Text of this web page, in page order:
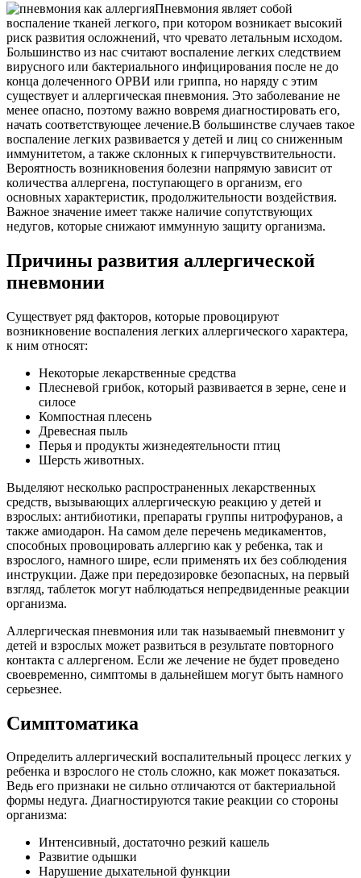
Пневмония являет собой
воспаление тканей легкого, при котором возникает высокий
риск развития осложнений, что чревато летальным исходом.
Большинство из нас считают воспаление легких следствием
вирусного или бактериального инфицирования после не до
конца долеченного ОРВИ или гриппа, но наряду с этим
существует и аллергическая пневмония. Это заболевание не
менее опасно, поэтому важно вовремя диагностировать его,
начать соответствующее лечение.В большинстве случаев такое
воспаление легких развивается у детей и лиц со сниженным
иммунитетом, а также склонных к гиперчувствительности.
Вероятность возникновения болезни напрямую зависит от
количества аллергена, поступающего в организм, его
основных характеристик, продолжительности воздействия.
Важное значение имеет также наличие сопутствующих
недугов, которые снижают иммунную защиту организма.
Причины развития аллергической
пневмонии
Существует ряд факторов, которые провоцируют
возникновение воспаления легких аллергического характера,
к ним относят:
Некоторые лекарственные средства
Плесневой грибок, который развивается в зерне, сене и
силосе
Компостная плесень
Древесная пыль
Перья и продукты жизнедеятельности птиц
Шерсть животных.
Выделяют несколько распространенных лекарственных
средств, вызывающих аллергическую реакцию у детей и
взрослых: антибиотики, препараты группы нитрофуранов, а
также амиодарон. На самом деле перечень медикаментов,
способных провоцировать аллергию как у ребенка, так и
взрослого, намного шире, если применять их без соблюдения
инструкции. Даже при передозировке безопасных, на первый
взгляд, таблеток могут наблюдаться непредвиденные реакции
организма.
Аллергическая пневмония или так называемый пневмонит у
детей и взрослых может развиться в результате повторного
контакта с аллергеном. Если же лечение не будет проведено
своевременно, симптомы в дальнейшем могут быть намного
серьезнее.
Симптоматика
Определить аллергический воспалительный процесс легких у
ребенка и взрослого не столь сложно, как может показаться.
Ведь его признаки не сильно отличаются от бактериальной
формы недуга. Диагностируются такие реакции со стороны
организма:
Интенсивный, достаточно резкий кашель
Развитие одышки
Нарушение дыхательной функции